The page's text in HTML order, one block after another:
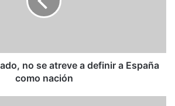
no se atreve a definir a España
como nación